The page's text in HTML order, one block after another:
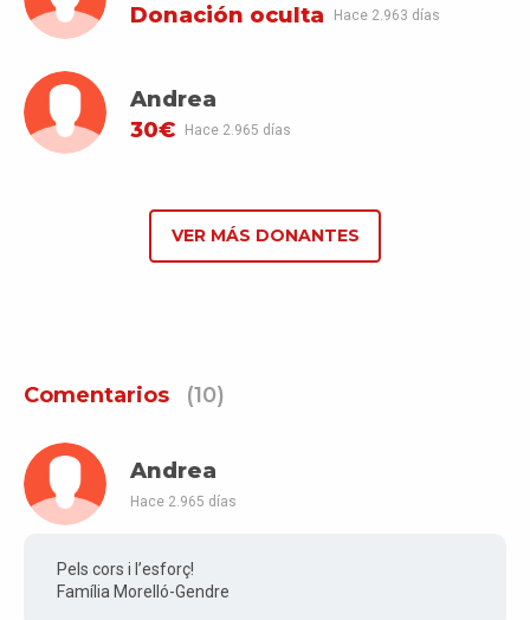
Donación oculta
Hace 2.963 días
Andrea
30€
Hace 2.965 días
VER MÁS DONANTES
Comentarios (10)
Andrea
Hace 2.965 días
Pels cors i l’esforç!
Família Morelló-Gendre